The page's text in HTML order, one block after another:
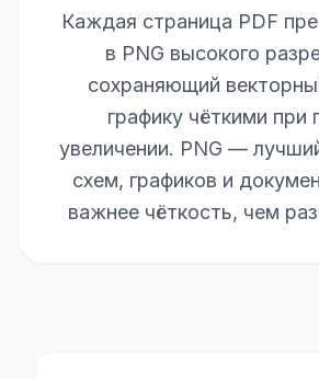
Каждая страница PDF
в PNG высокого
сохраняющий
графику чёткими при
увеличении. PNG —
схем, графиков и
важнее чёткость, чем